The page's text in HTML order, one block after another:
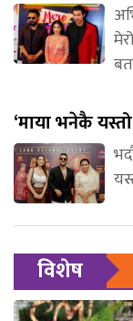
‘माया भनेकै
विशेष